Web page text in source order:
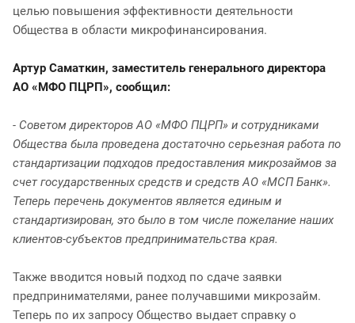
целью повышения эффективности деятельности
Общества в области микрофинансирования.
Артур Саматкин, заместитель генерального директора
АО «МФО ПЦРП», сообщил:
- Советом директоров АО «МФО ПЦРП» и сотрудниками
Общества была проведена достаточно серьезная работа по
стандартизации подходов предоставления микрозаймов за
счет государственных средств и средств АО «МСП Банк».
Теперь перечень документов является единым и
стандартизирован, это было в том числе пожелание наших
клиентов-субъектов предпринимательства края.
Также вводится новый подход по сдаче заявки
предпринимателями, ранее получавшими микрозайм.
Теперь по их запросу Общество выдает справку о